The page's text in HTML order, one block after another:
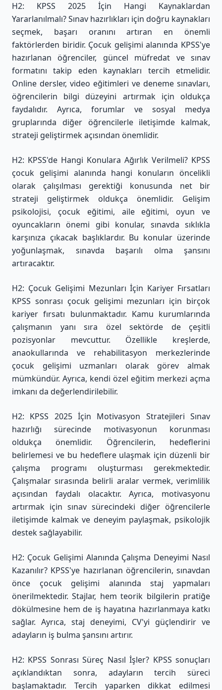
H2: KPSS 2025 İçin Hangi Kaynaklardan
Yararlanılmalı? Sınav hazırlıkları için doğru kaynakları
seçmek, başarı oranını artıran en önemli
faktörlerden biridir. Çocuk gelişimi alanında KPSS'ye
hazırlanan öğrenciler, güncel müfredat ve sınav
formatını takip eden kaynakları tercih etmelidir.
Online dersler, video eğitimleri ve deneme sınavları,
öğrencilerin bilgi düzeyini artırmak için oldukça
faydalıdır. Ayrıca, forumlar ve sosyal medya
gruplarında diğer öğrencilerle iletişimde kalmak,
strateji geliştirmek açısından önemlidir.
H2: KPSS'de Hangi Konulara Ağırlık Verilmeli? KPSS
çocuk gelişimi alanında hangi konuların öncelikli
olarak çalışılması gerektiği konusunda net bir
strateji geliştirmek oldukça önemlidir. Gelişim
psikolojisi, çocuk eğitimi, aile eğitimi, oyun ve
oyuncakların önemi gibi konular, sınavda sıklıkla
karşınıza çıkacak başlıklardır. Bu konular üzerinde
yoğunlaşmak, sınavda başarılı olma şansını
artıracaktır.
H2: Çocuk Gelişimi Mezunları İçin Kariyer Fırsatları
KPSS sonrası çocuk gelişimi mezunları için birçok
kariyer fırsatı bulunmaktadır. Kamu kurumlarında
çalışmanın yanı sıra özel sektörde de çeşitli
pozisyonlar mevcuttur. Özellikle kreşlerde,
anaokullarında ve rehabilitasyon merkezlerinde
çocuk gelişimi uzmanları olarak görev almak
mümkündür. Ayrıca, kendi özel eğitim merkezi açma
imkanı da değerlendirilebilir.
H2: KPSS 2025 İçin Motivasyon Stratejileri Sınav
hazırlığı sürecinde motivasyonun korunması
oldukça önemlidir. Öğrencilerin, hedeflerini
belirlemesi ve bu hedeflere ulaşmak için düzenli bir
çalışma programı oluşturması gerekmektedir.
Çalışmalar sırasında belirli aralar vermek, verimlilik
açısından faydalı olacaktır. Ayrıca, motivasyonu
artırmak için sınav sürecindeki diğer öğrencilerle
iletişimde kalmak ve deneyim paylaşmak, psikolojik
destek sağlayabilir.
H2: Çocuk Gelişimi Alanında Çalışma Deneyimi Nasıl
Kazanılır? KPSS'ye hazırlanan öğrencilerin, sınavdan
önce çocuk gelişimi alanında staj yapmaları
önerilmektedir. Stajlar, hem teorik bilgilerin pratiğe
dökülmesine hem de iş hayatına hazırlanmaya katkı
sağlar. Ayrıca, staj deneyimi, CV'yi güçlendirir ve
adayların iş bulma şansını artırır.
H2: KPSS Sonrası Süreç Nasıl İşler? KPSS sonuçları
açıklandıktan sonra, adayların tercih süreci
başlamaktadır. Tercih yaparken dikkat edilmesi